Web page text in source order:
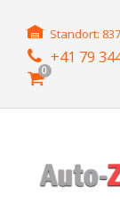
Standort:
+41 79
0